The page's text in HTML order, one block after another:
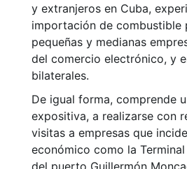
y extranjeros en Cuba,
importación de combustible
pequeñas y medianas
del comercio electrónico, y
bilaterales.
De igual forma, comprende
expositiva, a realizarse con
visitas a empresas que
económico como la